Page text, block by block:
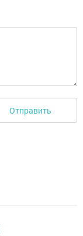
Отправить